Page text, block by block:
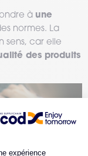
à une
normes. La
sens, car elle
des produits